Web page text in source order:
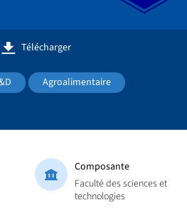
Télécharger
Agroalimentaire
Composante
Faculté des sciences et
technologies